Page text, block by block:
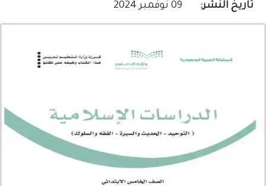
تاريخ النشر: 09 نوفمبر 2024